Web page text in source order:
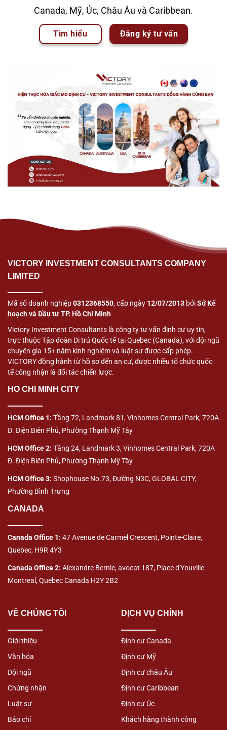
Canada, Mỹ, Úc, Châu Âu và Caribbean.
Tìm hiểu Đăng ký tư vấn
VICTORY INVESTMENT CONSULTANTS COMPANY
LIMITED
Mã số doanh nghiệp0312368550, cấp ngày 12/07/2013 bởiSở Kế
hoạch và Đầu tư TP. Hồ Chí Minh
Victory Investment Consultants là công ty tư vấn định cư uy tín,
trực thuộc Tập đoàn Di trú Quốc tế tại Quebec (Canada), với đội ngũ
chuyên gia 15+ năm kinh nghiệm và luật sư được cấp phép.
VICTORY đồng hành từ hồ sơ đến an cư, được nhiều tổ chức quốc
tế công nhận là đối tác chiến lược.
HO CHI MINH CITY
HCM Office 1: Tầng 72, Landmark 81, Vinhomes Central Park, 720A
Đ. Điện Biên Phủ, Phường Thạnh Mỹ Tây
HCM Office 2: Tầng 24, Landmark 3, Vinhomes Central Park, 720A
Đ. Điện Biên Phủ, Phường Thạnh Mỹ Tây
HCM Office 3: Shophouse No.73, Đường N3C, GLOBAL CITY,
Phường Bình Trưng
CANADA
Canada Office 1: 47 Avenue de Carmel Crescent, Pointe-Claire,
Quebec, H9R 4Y3
Canada Office 2: Alexandre Bernie, avocat 187, Place d'Youville
Montreal, Quebec Canada H2Y 2B2
VỀ CHÚNG TÔI
Giới thiệu
Văn hóa
Đội ngũ
Chứng nhận
Luật sư
Báo chí
DỊCH VỤ CHÍNH
Định cư Canada
Định cư Mỹ
Định cư châu Âu
Định cư Caribbean
Định cư Úc
Khách hàng thành công